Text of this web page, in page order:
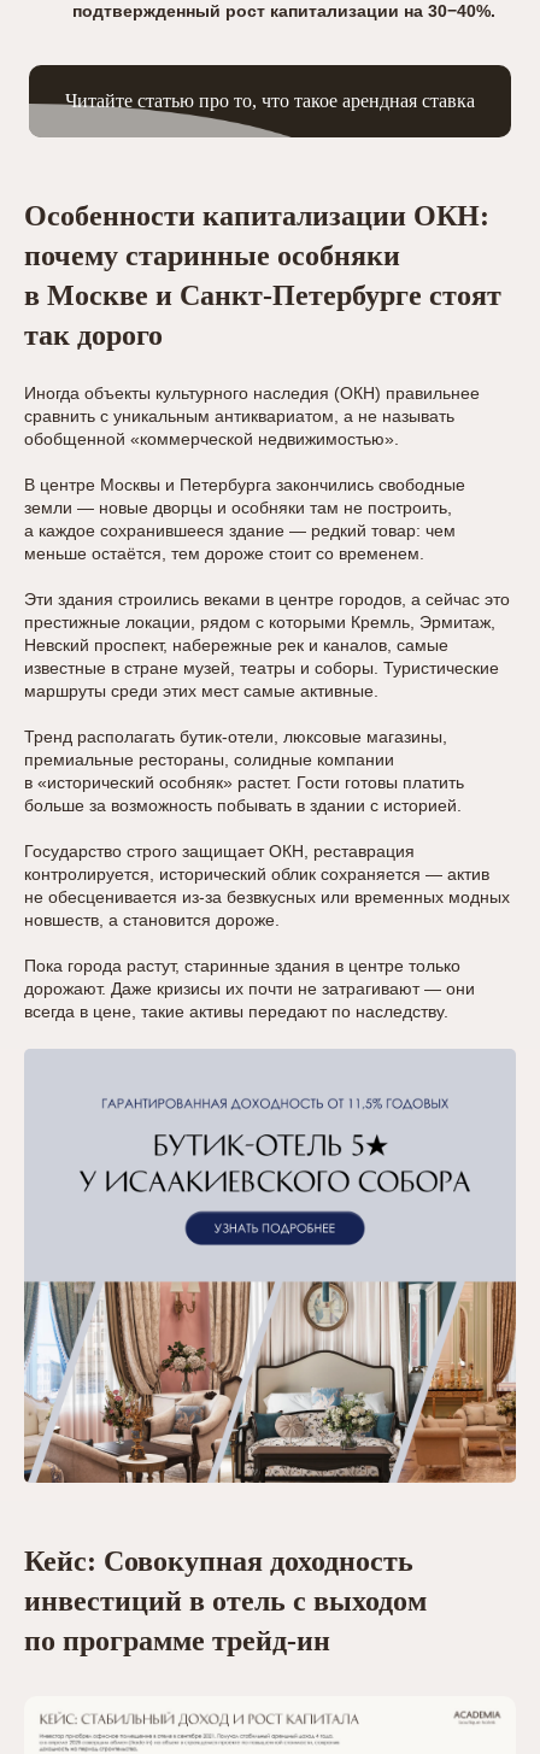
подтвержденный рост капитализации на 30−40%.
Читайте статью про то, что такое арендная ставка
Особенности капитализации ОКН:
почему старинные особняки
в Москве и Санкт-Петербурге стоят
так дорого
Иногда объекты культурного наследия (ОКН) правильнее
сравнить с уникальным антиквариатом, а не называть
обобщенной «коммерческой недвижимостью».
В центре Москвы и Петербурга закончились свободные
земли — новые дворцы и особняки там не построить,
а каждое сохранившееся здание — редкий товар: чем
меньше остаётся, тем дороже стоит со временем.
Эти здания строились веками в центре городов, а сейчас это
престижные локации, рядом с которыми Кремль, Эрмитаж,
Невский проспект, набережные рек и каналов, самые
известные в стране музей, театры и соборы. Туристические
маршруты среди этих мест самые активные.
Тренд располагать бутик-отели, люксовые магазины,
премиальные рестораны, солидные компании
в «исторический особняк» растет. Гости готовы платить
больше за возможность побывать в здании с историей.
Государство строго защищает ОКН, реставрация
контролируется, исторический облик сохраняется — актив
не обесценивается из-за безвкусных или временных модных
новшеств, а становится дороже.
Пока города растут, старинные здания в центре только
дорожают. Даже кризисы их почти не затрагивают — они
всегда в цене, такие активы передают по наследству.
Кейс: Совокупная доходность
инвестиций в отель с выходом
по программе трейд-ин